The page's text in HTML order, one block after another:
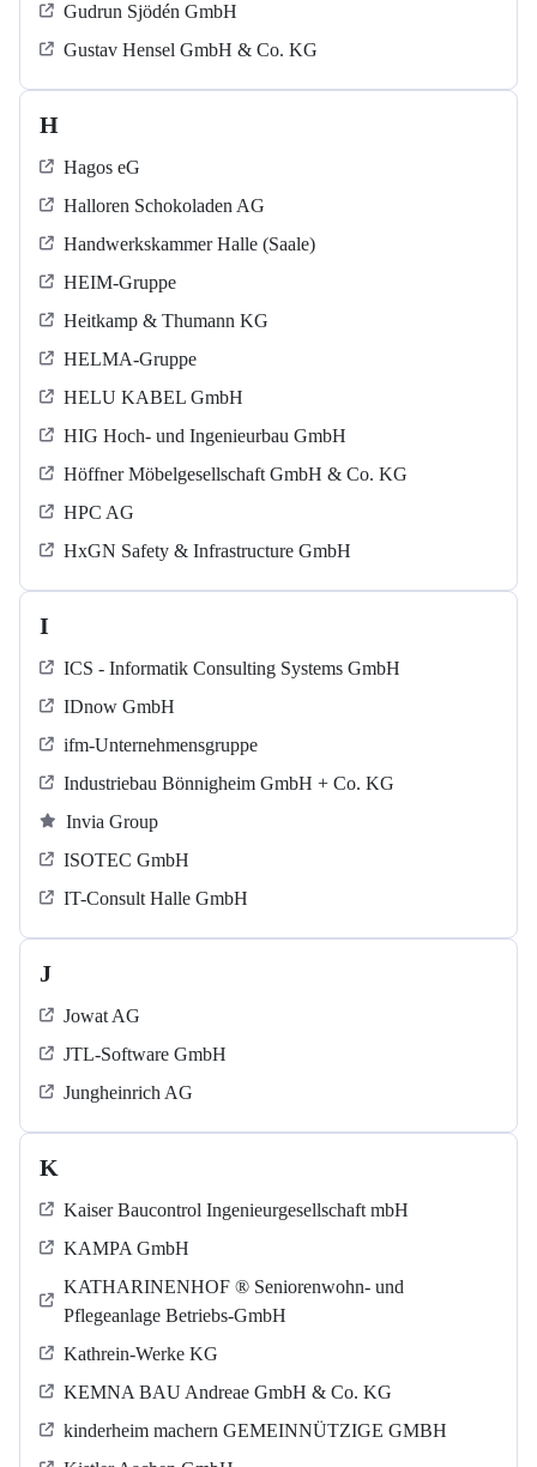
Gudrun Sjödén GmbH
Gustav Hensel GmbH & Co. KG
H
Hagos eG
Halloren Schokoladen AG
Handwerkskammer Halle (Saale)
HEIM-Gruppe
Heitkamp & Thumann KG
HELMA-Gruppe
HELU KABEL GmbH
HIG Hoch- und Ingenieurbau GmbH
Höffner Möbelgesellschaft GmbH & Co. KG
HPC AG
HxGN Safety & Infrastructure GmbH
I
ICS - Informatik Consulting Systems GmbH
IDnow GmbH
ifm-Unternehmensgruppe
Industriebau Bönnigheim GmbH + Co. KG
Invia Group
ISOTEC GmbH
IT-Consult Halle GmbH
J
Jowat AG
JTL-Software GmbH
Jungheinrich AG
K
Kaiser Baucontrol Ingenieurgesellschaft mbH
KAMPA GmbH
KATHARINENHOF ® Seniorenwohn- und
Pflegeanlage Betriebs-GmbH
Kathrein-Werke KG
KEMNA BAU Andreae GmbH & Co. KG
kinderheim machern GEMEINNÜTZIGE GMBH